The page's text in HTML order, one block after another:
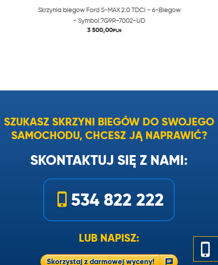
Skrzynia biegów Ford S-MAX 2.0 TDCi - 6-Biegów
- Symbol:7G9R-7002-UD
3 500,00PLN
SZUKASZ SKRZYNI BIEGÓW DO SWOJEGO
SAMOCHODU, CHCESZ JĄ NAPRAWIĆ?
SKONTAKTUJ SIĘ Z NAMI:
534 822 222
LUB NAPISZ:
Skorzystaj z darmowej wyceny!